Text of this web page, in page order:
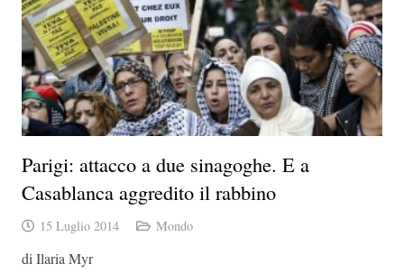
Parigi: attacco a due sinagoghe. E a
Casablanca aggredito il rabbino
15 Luglio 2014 Mondo
di Ilaria Myr